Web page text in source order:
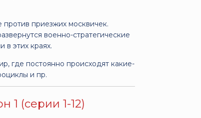
против приезжих москвичек.
военно-стратегические
в этих краях.
где постоянно происходят какие-
и пр.
1 (серии 1-12)